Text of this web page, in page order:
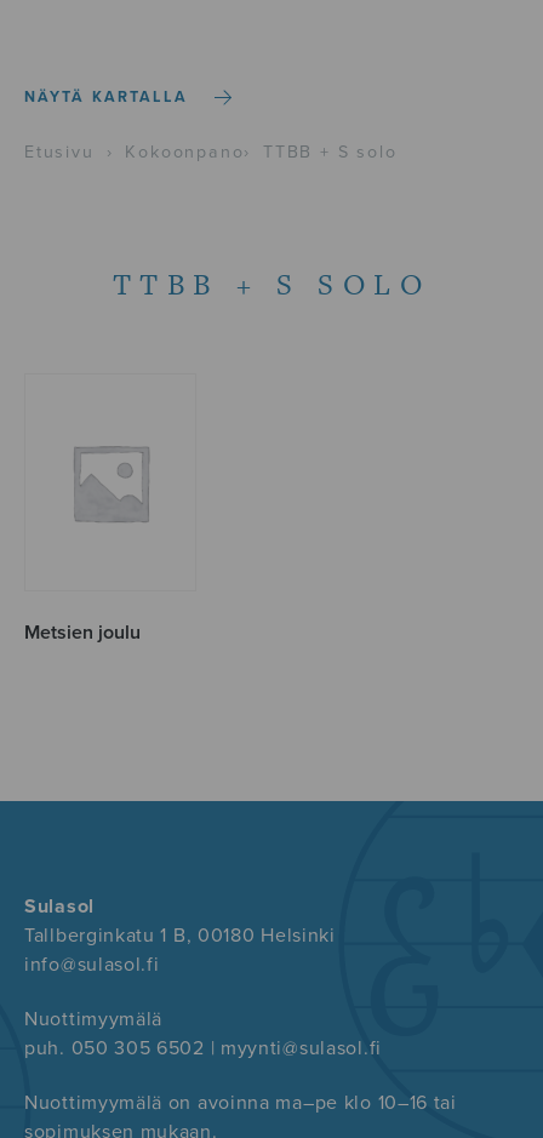
NÄYTÄ KARTALLA
Etusivu › Kokoonpano› TTBB + S solo
TTBB + S SOLO
Metsien joulu
Sulasol
Tallberginkatu 1 B, 00180 Helsinki
info@sulasol.fi
Nuottimyymälä
puh. 050 305 6502 | myynti@sulasol.fi
Nuottimyymälä on avoinna ma–pe klo 10–16 tai
sopimuksen mukaan.